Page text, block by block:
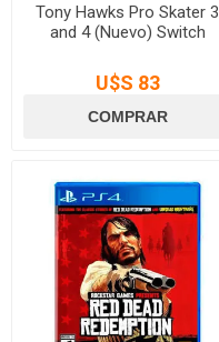
Tony Hawks Pro Skater 3
and 4 (Nuevo) Switch
U$S 83